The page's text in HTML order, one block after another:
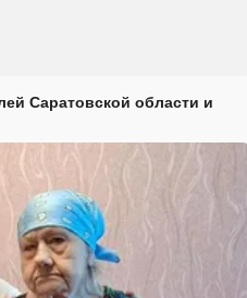
Саратовской области и